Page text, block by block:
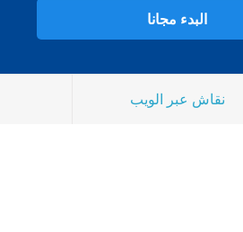
البدء مجانا
نقاش عبر الويب